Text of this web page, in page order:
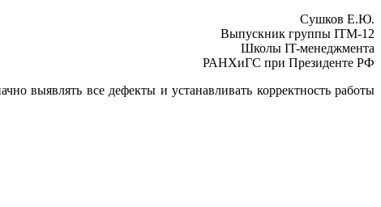
Сушков Е.Ю.
Выпускник группы ITM-12
Школы IT-менеджмента
РАНХиГС при Президенте РФ
выявлять все дефекты и устанавливать корректность работы